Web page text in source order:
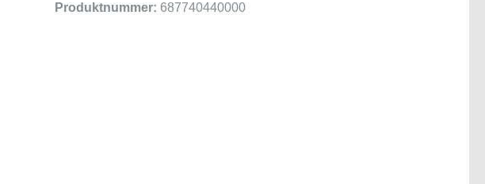
Produktnummer: 687740440000